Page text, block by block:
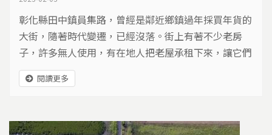
彰化縣田中鎮員集路，曾經是鄰近鄉鎮過年採買年貨的
大街，隨著時代變遷，已經沒落。街上有著不少老房
子，許多無人使用，有在地人把老屋承租下來，讓它們
重新被看見；也有屋主傳承幾代記憶，持續守護，要讓
老建物創造更多新價值。
閱讀更多